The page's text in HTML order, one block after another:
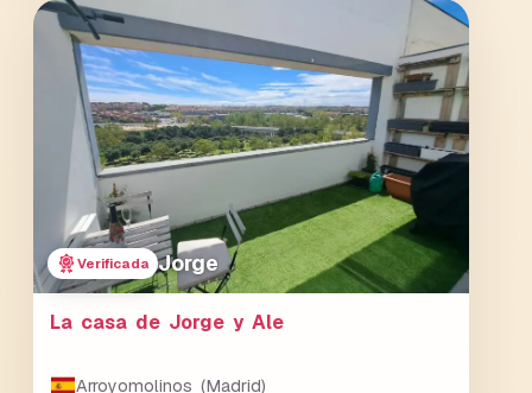
Verificada Jorge
La casa de Jorge y Ale
Arroyomolinos (Madrid)